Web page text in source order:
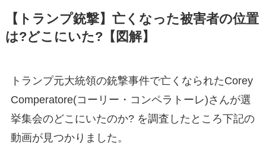
【トランプ銃撃】亡くなった被害者の位置
は?どこにいた?【図解】
トランプ元大統領の銃撃事件で亡くなられたCorey
Comperatore(コーリー・コンペラトーレ)さんが選
挙集会のどこにいたのか? を調査したところ下記の
動画が見つかりました。